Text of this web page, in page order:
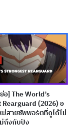
โทจิมะในหลายมิติ
ร์ ไปจนถึงตอน
เดท แต่จริงๆ
แพ้เดิมพัน ความ
งกล้าที่จะเป็น
แปลกตลอดชีวิต
อ] The World’s
(2026) อ
ม่สายซัพพอร์ตที่ดูได้ไม่
ถึงกับปัง